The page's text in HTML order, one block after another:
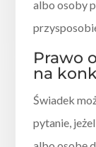
albo osoby
Prawo
na
Świadek
pytanie,